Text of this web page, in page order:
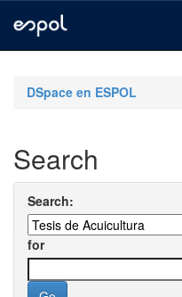
navigationDSpace en ESPOL
Search
Search:
for